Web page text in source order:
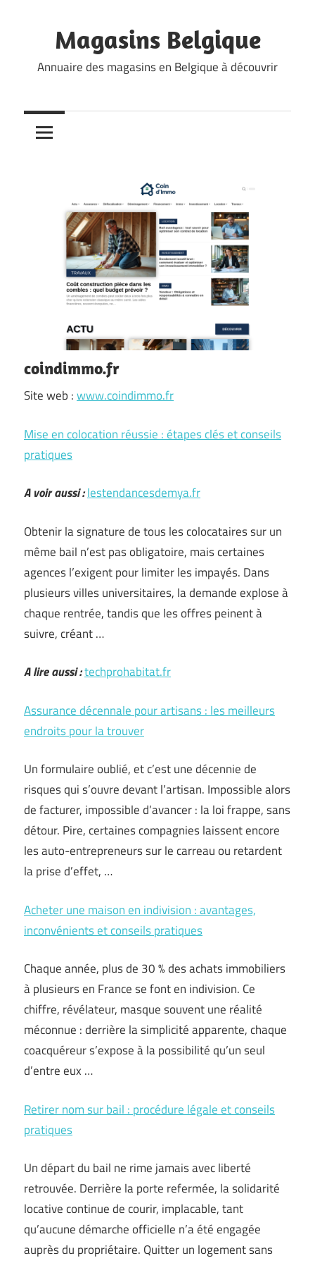
contentMagasins Belgique
Annuaire des magasins en Belgique à découvrir
coindimmo.fr
Site web :www.coindimmo.fr
Mise en colocation réussie : étapes clés et conseils
pratiques
A voir aussi :lestendancesdemya.fr
Obtenir la signature de tous les colocataires sur un
même bail n’est pas obligatoire, mais certaines
agences l’exigent pour limiter les impayés. Dans
plusieurs villes universitaires, la demande explose à
chaque rentrée, tandis que les offres peinent à
suivre, créant …
A lire aussi :techprohabitat.fr
Assurance décennale pour artisans : les meilleurs
endroits pour la trouver
Un formulaire oublié, et c’est une décennie de
risques qui s’ouvre devant l’artisan. Impossible alors
de facturer, impossible d’avancer : la loi frappe, sans
détour. Pire, certaines compagnies laissent encore
les auto-entrepreneurs sur le carreau ou retardent
la prise d’effet, …
Acheter une maison en indivision : avantages,
inconvénients et conseils pratiques
Chaque année, plus de 30 % des achats immobiliers
à plusieurs en France se font en indivision. Ce
chiffre, révélateur, masque souvent une réalité
méconnue : derrière la simplicité apparente, chaque
coacquéreur s’expose à la possibilité qu’un seul
d’entre eux …
Retirer nom sur bail : procédure légale et conseils
pratiques
Un départ du bail ne rime jamais avec liberté
retrouvée. Derrière la porte refermée, la solidarité
locative continue de courir, implacable, tant
qu’aucune démarche officielle n’a été engagée
auprès du propriétaire. Quitter un logement sans